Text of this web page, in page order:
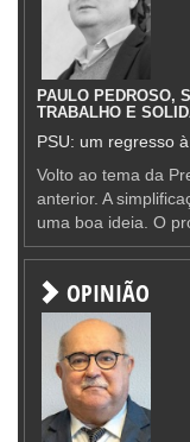
PAULO PEDROSO,
TRABALHO E
PSU: um regresso
Volto ao tema da
anterior. A
uma boa ideia. O
OPINIÃO